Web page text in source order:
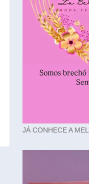
JÁ CONHECE A